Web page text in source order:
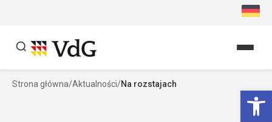
Szukaj
Strona główna/Aktualności/Na rozstajach